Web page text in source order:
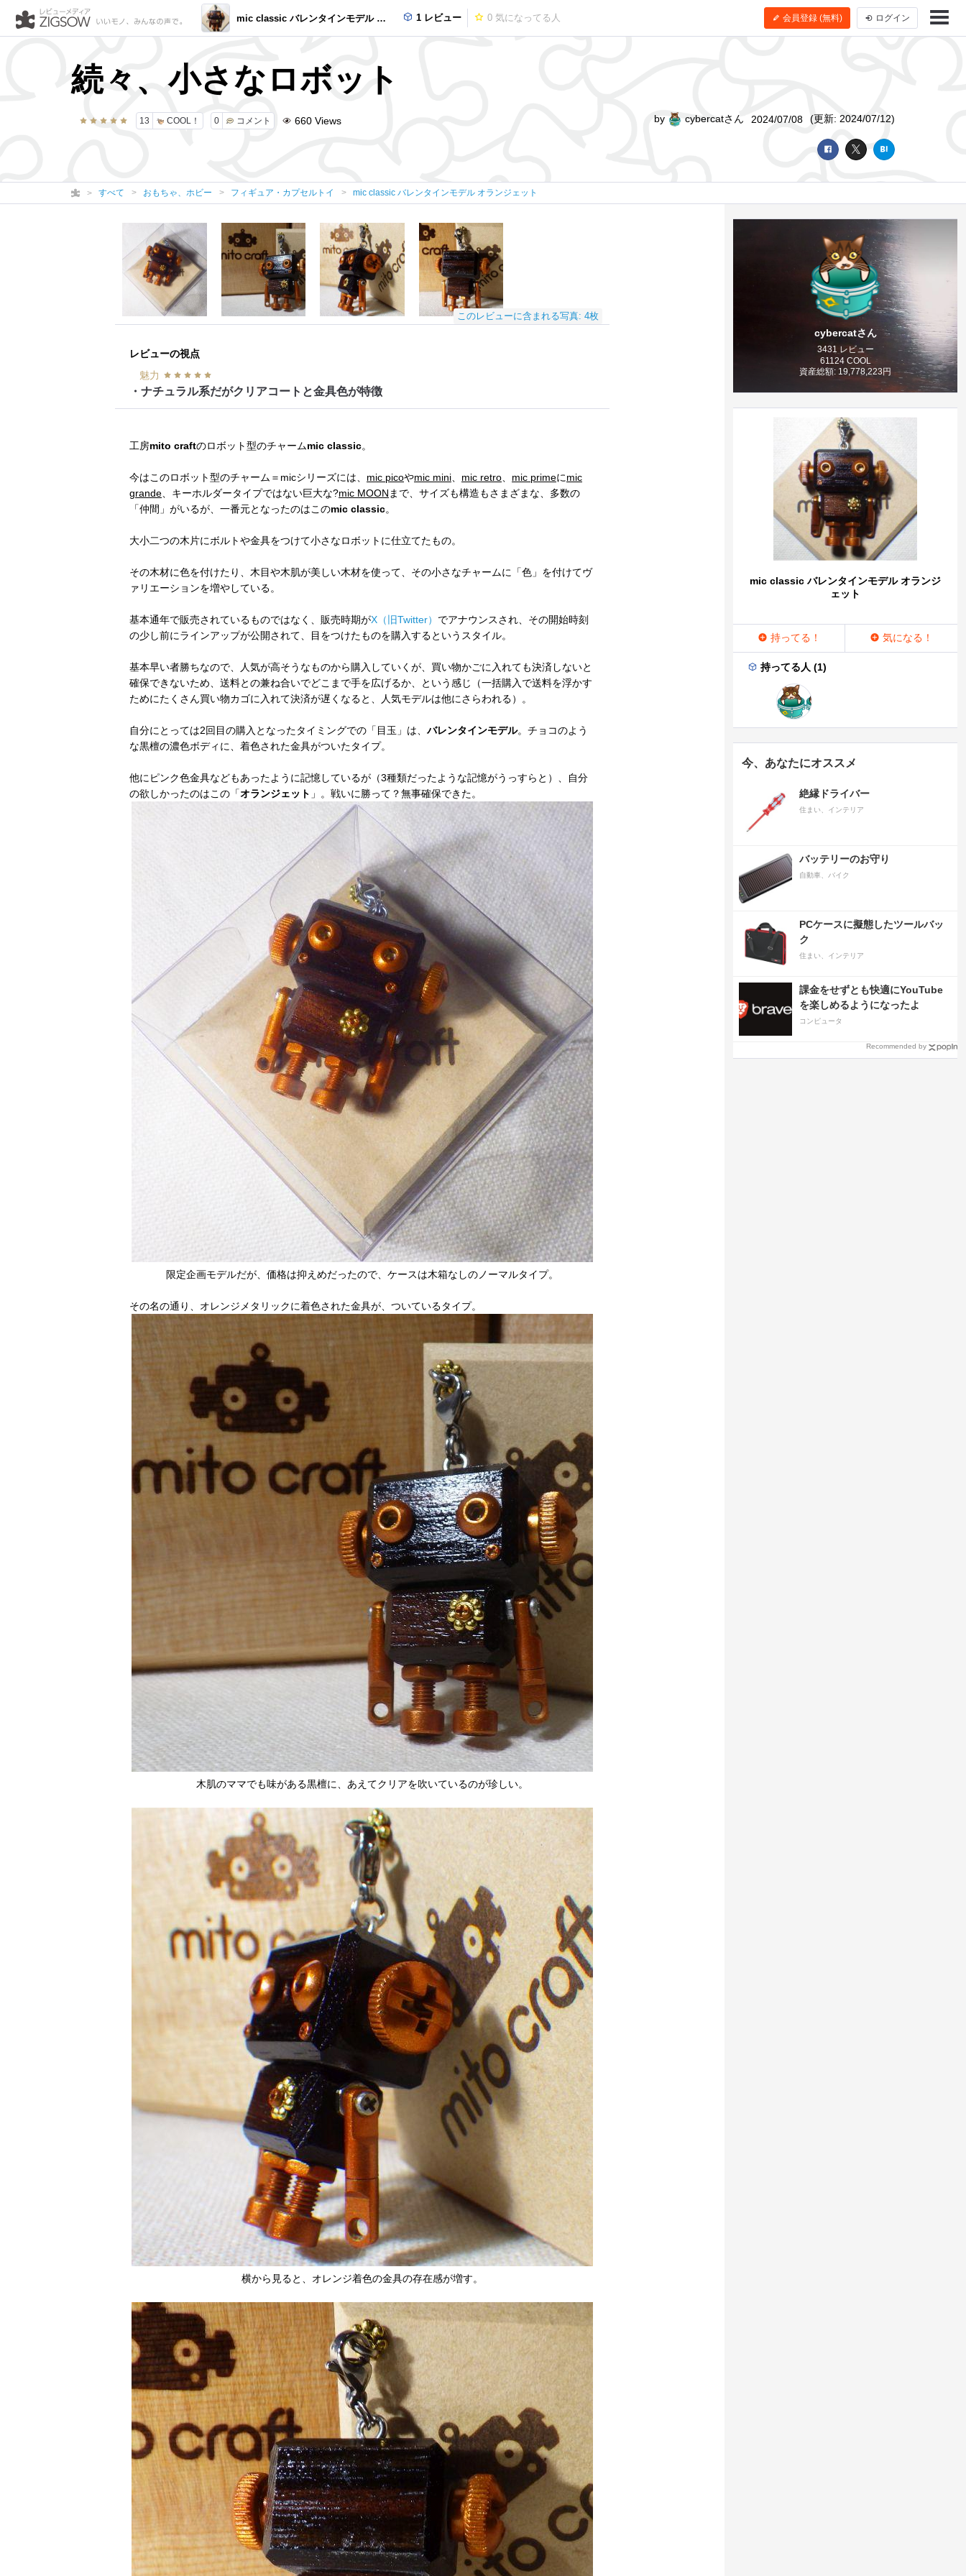
mic classic バレンタインモデル オランジェット 1 レビュー 0 気になってる人 会員登録 (無料) ログイン
続々、小さなロボット
13 COOL！ 0 コメント 660 Views by cybercatさん 2024/07/08 (更新: 2024/07/12)
すべて おもちゃ、ホビー フィギュア・カプセルトイ mic classic バレンタインモデル オランジェット
このレビューに含まれる写真: 4枚
レビューの視点
魅力
・ナチュラル系だがクリアコートと金具色が特徴
工房mito craftのロボット型のチャームmic classic。
今はこのロボット型のチャーム＝micシリーズには、 mic picoやmic mini mic retro mic primeにmic
grande 、キーホルダータイプではない巨大な?mic MOON まで、サイズも構造もさまざまな、多数の
「仲間」がいるが、一番元となったのはこのmic classic。
大小二つの木片にボルトや金具をつけて小さなロボットに仕立てたもの。
その木材に色を付けたり、木目や木肌が美しい木材を使って、その小さなチャームに「色」を付けてヴ
ァリエーションを増やしている。
基本通年で販売されているものではなく、販売時期がX（旧Twitter） でアナウンスされ、その開始時刻
の少し前にラインアップが公開されて、目をつけたものを購入するというスタイル。
基本早い者勝ちなので、人気が高そうなものから購入していくが、買い物かごに入れても決済しないと
確保できないため、送料との兼ね合いでどこまで手を広げるか、という感じ（一括購入で送料を浮かす
ためにたくさん買い物カゴに入れて決済が遅くなると、人気モデルは他にさらわれる）。
自分にとっては2回目の購入となったタイミングでの「目玉」は、 バレンタインモデル。チョコのよう
な黒檀の濃色ボディに、着色された金具がついたタイプ。
他にピンク色金具などもあったように記憶しているが（3種類だったような記憶がうっすらと）、自分
の欲しかったのはこの「オランジェット 」。戦いに勝って？無事確保できた。
限定企画モデルだが、価格は抑えめだったので、ケースは木箱なしのノーマルタイプ。
その名の通り、オレンジメタリックに着色された金具が、ついているタイプ。
木肌のママでも味がある黒檀に、あえてクリアを吹いているのが珍しい。
横から見ると、オレンジ着色の金具の存在感が増す。
cybercatさん
3431 レビュー
61124 COOL
資産総額: 19,778,223円
mic classic バレンタインモデル オランジ
ェット
持ってる！ 気になる！
持ってる人 (1)
今、あなたにオススメ
絶縁ドライバー
住まい、インテリア
バッテリーのお守り
自動車、バイク
PCケースに擬態したツールバッ
ク
住まい、インテリア
課金をせずとも快適にYouTube
を楽しめるようになったよ
コンピュータ
Recommended by